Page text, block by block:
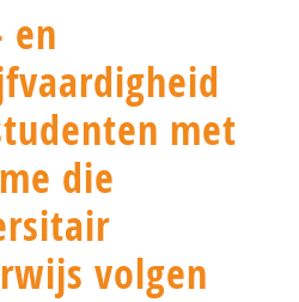
en
met
die
volgen